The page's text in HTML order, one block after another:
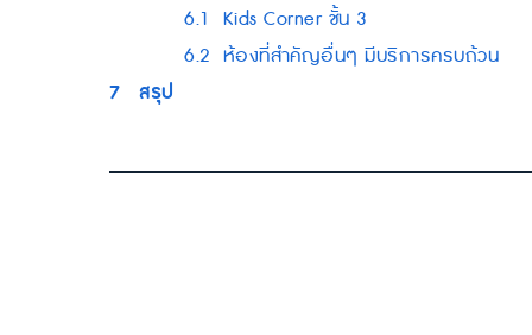
6.1 Kids Corner ชั้น 3
6.2 ห้องที่สำคัญอื่นๆ มีบริการครบถ้วน
7 สรุป